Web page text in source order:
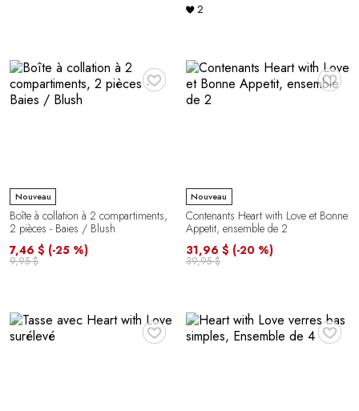
2
♥
Nouveau
Boîte à collation à 2 compartiments,
2 pièces - Baies / Blush
7,46 $ (-25 %)
9,95 $
♥
Nouveau
Contenants Heart with Love et Bonne
Appetit, ensemble de 2
31,96 $ (-20 %)
39,95 $
♥ ♥